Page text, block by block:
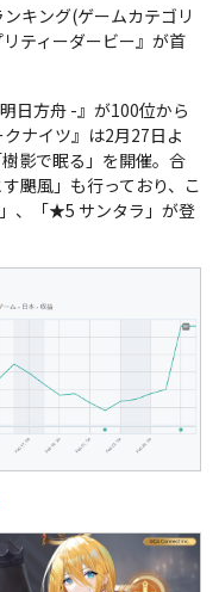
キング(ゲームカテゴリ
ティーダービー』が首
日方舟 -』が100位から
ナイツ』は2月27日よ
影で眠る」を開催。合
颶風」も行っており、こ
、「★5 サンタラ」が登